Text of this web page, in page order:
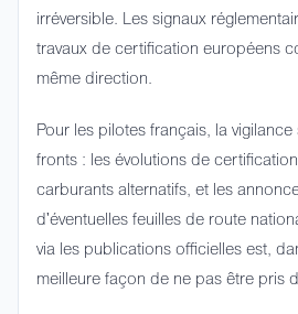
irréversible. Les signaux
travaux de certification européens
même direction.
Pour les pilotes français, la
fronts : les évolutions de
carburants alternatifs, et les
d'éventuelles feuilles de route
via les publications officielles est,
meilleure façon de ne pas être pris